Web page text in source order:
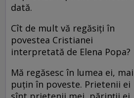
dată.
Cît de mult vă regăsiţi în
povestea Cristianei
interpretată de Elena Popa?
Mă regăsesc în lumea ei, mai
puţin în poveste. Prietenii ei